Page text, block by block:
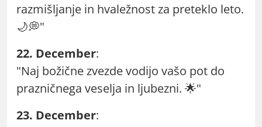
razmišljanje in hvaležnost za preteklo leto.
🌙💭"
22. December:
"Naj božične zvezde vodijo vašo pot do
prazničnega veselja in ljubezni. 🌟"
23. December: